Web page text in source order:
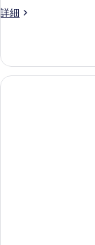
る
ム
す
べ
詳細
ト
ル
ー
ム